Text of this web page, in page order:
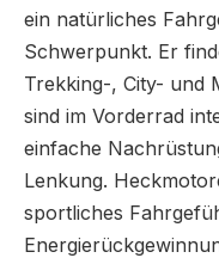
ein natürliches
Schwerpunkt. Er
Trekking-, City- und
sind im Vorderrad
einfache
Lenkung.
sportliches